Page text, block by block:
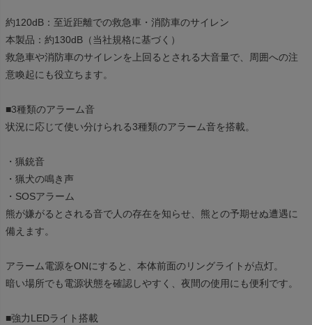
約120dB：至近距離での救急車・消防車のサイレン
本製品：約130dB（当社規格に基づく）
救急車や消防車のサイレンを上回るとされる大音量で、周囲への注
意喚起にも役立ちます。
■3種類のアラーム音
状況に応じて使い分けられる3種類のアラーム音を搭載。
・猟銃音
・猟犬の鳴き声
・SOSアラーム
熊が嫌がるとされる音で人の存在を知らせ、熊との予期せぬ遭遇に
備えます。
アラーム電源をONにすると、本体前面のリングライトが点灯。
暗い場所でも電源状態を確認しやすく、夜間の使用にも便利です。
■強力LEDライト搭載